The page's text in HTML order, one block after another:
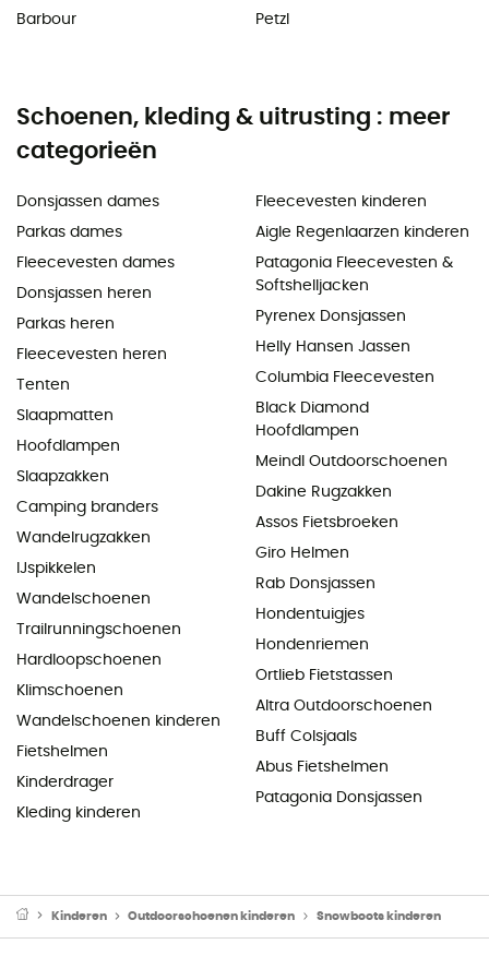
Barbour
Petzl
Schoenen, kleding & uitrusting : meer
categorieën
Donsjassen dames
Parkas dames
Fleecevesten dames
Donsjassen heren
Parkas heren
Fleecevesten heren
Tenten
Slaapmatten
Hoofdlampen
Slaapzakken
Camping branders
Wandelrugzakken
IJspikkelen
Wandelschoenen
Trailrunningschoenen
Hardloopschoenen
Klimschoenen
Wandelschoenen kinderen
Fietshelmen
Kinderdrager
Kleding kinderen
Fleecevesten kinderen
Aigle Regenlaarzen kinderen
Patagonia Fleecevesten &
Softshelljacken
Pyrenex Donsjassen
Helly Hansen Jassen
Columbia Fleecevesten
Black Diamond
Hoofdlampen
Meindl Outdoorschoenen
Dakine Rugzakken
Assos Fietsbroeken
Giro Helmen
Rab Donsjassen
Hondentuigjes
Hondenriemen
Ortlieb Fietstassen
Altra Outdoorschoenen
Buff Colsjaals
Abus Fietshelmen
Patagonia Donsjassen
Kinderen Outdoorschoenen kinderen Snowboots kinderen